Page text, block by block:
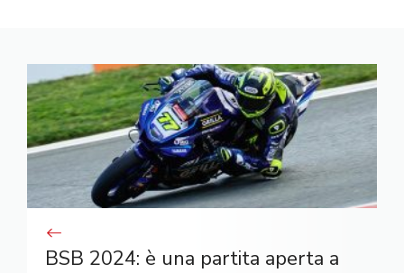
BSB 2024: è una partita aperta a